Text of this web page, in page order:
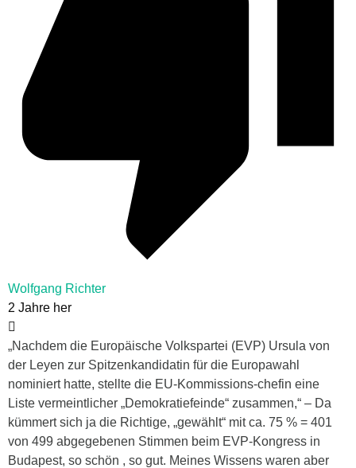
Wolfgang Richter
2 Jahre her
„Nachdem die Europäische Volkspartei (EVP) Ursula von
der Leyen zur Spitzenkandidatin für die Europawahl
nominiert hatte, stellte die EU-Kommissions-chefin eine
Liste vermeintlicher „Demokratiefeinde“ zusammen,“ – Da
kümmert sich ja die Richtige, „gewählt“ mit ca. 75 % = 401
von 499 abgegebenen Stimmen beim EVP-Kongress in
Budapest, so schön , so gut. Meines Wissens waren aber